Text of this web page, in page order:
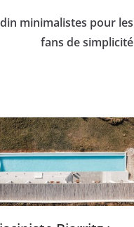
minimalistes pour les
fans de simplicité